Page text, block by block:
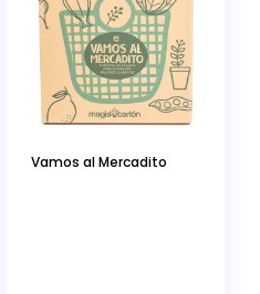
Vamos al Mercadito